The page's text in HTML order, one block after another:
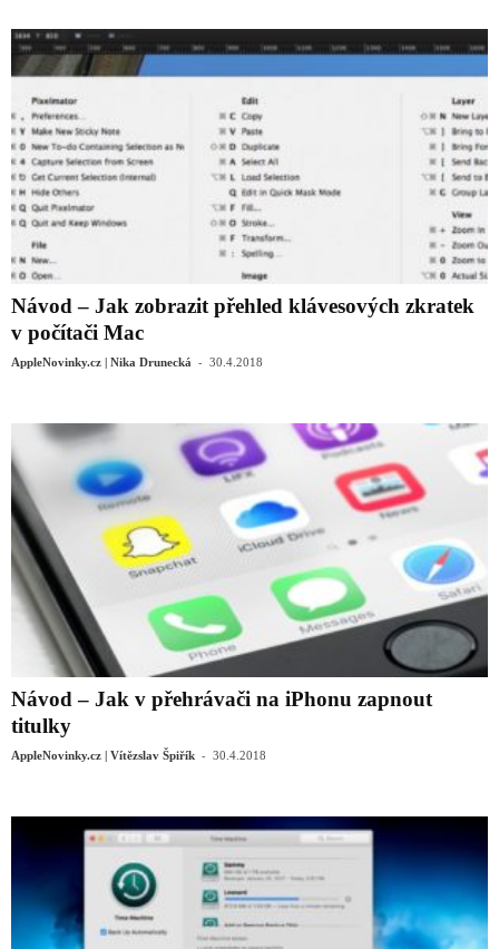
Návod – Jak zobrazit přehled klávesových zkratek
v počítači Mac
AppleNovinky.cz | Nika Drunecká - 30.4.2018
Návod – Jak v přehrávači na iPhonu zapnout
titulky
AppleNovinky.cz | Vítězslav Špiřík - 30.4.2018